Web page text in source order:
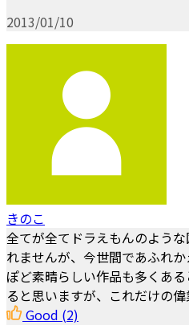
2013/01/10
きのこ
全てが全てドラえもんのよう
れませんが、今世間であふれ
ぽど素晴らしい作品も多くあ
ると思いますが、これだけの
Good (2)